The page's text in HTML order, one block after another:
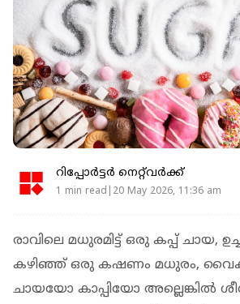
റിപ്പോർട്ടർ നെറ്റ്‌വര്‍ക്ക്‌
1 min read|20 May 2026, 11:36 am
രാവിലെ മധുരമിട്ട് ഒരു കപ്പ് ചായ,
കഴിഞ്ഞ് ഒരു കഷണം മധുരം,
ചായയോ കാപ്പിയോ അല്ലെങ്കില്‍